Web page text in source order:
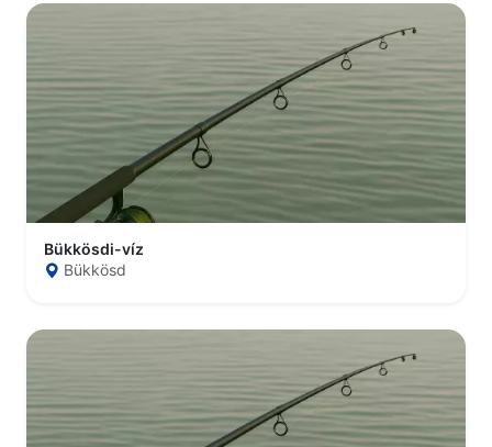
Bükkösdi-víz
Bükkösd